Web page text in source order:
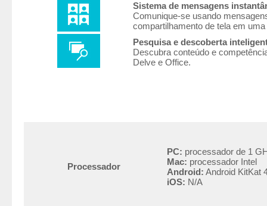
Sistema de mensagens
Comunique-se usando
compartilhamento de tela em uma
Pesquisa e descoberta
Descubra conteúdo e
Delve e Office.
Processador
PC: processador de 1
Mac: processador Intel
Android: Android KitKat
iOS: N/A